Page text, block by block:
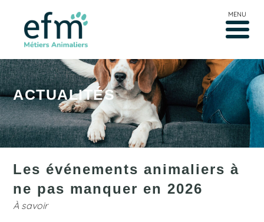
MENU
ACTUALITÉS
Les événements animaliers à
ne pas manquer en 2026
À savoir